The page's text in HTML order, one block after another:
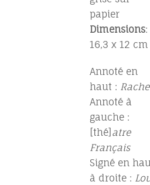
papier
Dimensions:
16,3 x 12 cm
Annoté en
haut :
Annoté à
gauche :
[thé] atre
Français
Signé en
à droite :